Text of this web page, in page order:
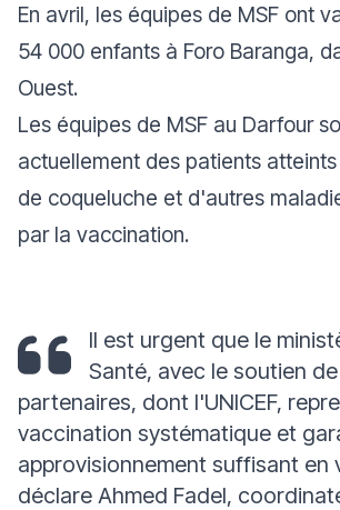
En avril, les équipes de MSF ont
54 000 enfants à Foro Baranga,
Ouest.
Les équipes de MSF au Darfour
actuellement des patients
de coqueluche et d'autres
par la vaccination.
Il est urgent que le
Santé, avec le soutien
partenaires, dont l'UNICEF,
vaccination systématique et
approvisionnement suffisant en
déclare Ahmed Fadel,